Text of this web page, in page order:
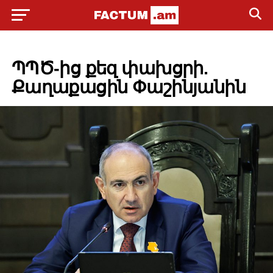
ՊՊԾ-ից քեզ փախցրի.
Քաղաքացին Փաշինյանին